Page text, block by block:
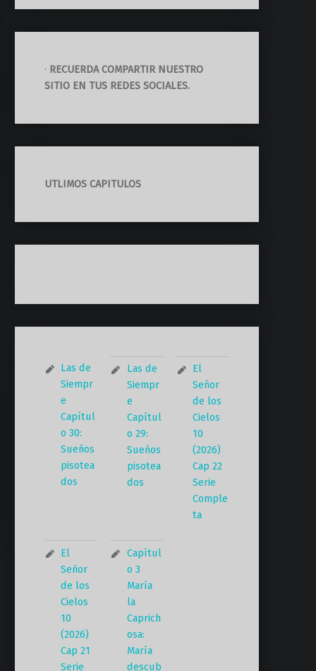
· RECUERDA COMPARTIR NUESTRO
SITIO EN TUS REDES SOCIALES.
UTLIMOS CAPITULOS
Las de
Siempr
e
Capítul
o 30:
Sueños
pisotea
dos
Las de
Siempr
e
Capítul
o 29:
Sueños
pisotea
dos
El
Señor
de los
Cielos
10
(2026)
Cap 22
Serie
Comple
ta
El
Señor
de los
Cielos
10
(2026)
Cap 21
Serie
Capítul
o 3
María
la
Caprich
osa:
María
descub